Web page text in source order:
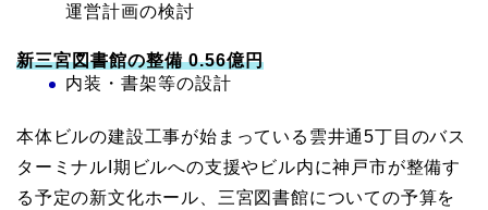
運営計画の検討
新三宮図書館の整備 0.56億円
内装・書架等の設計
本体ビルの建設工事が始まっている雲井通5丁目のバス
ターミナルI期ビルへの支援やビル内に神戸市が整備す
る予定の新文化ホール、三宮図書館についての予算を